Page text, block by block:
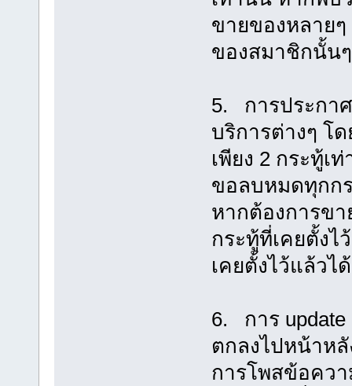
ขายของหลาย
ของสมาชิกนั้น
5. การประกา
บริการต่างๆ โ
เพียง 2 กระทู้เ
ขอลบหมดทุกก
หากต้องการข
กระทู้ที่เคยตั้ง
เคยตั้งไว้แล้วไ
6. การ update
ตกลงไปหน้าห
การโพสข้อคว